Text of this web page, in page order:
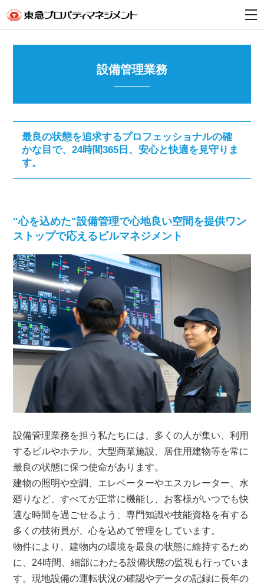
t
o
g
l
設備管理業務
最良の状態を追求するプロフェッショナルの確
かな目で、24時間365日、安心と快適を見守りま
す。
"心を込めた"設備管理で心地良い空間を提供ワン
ストップで応えるビルマネジメント
設備管理業務を担う私たちには、多くの人が集い、利用
するビルやホテル、大型商業施設、居住用建物等を常に
最良の状態に保つ使命があります。
建物の照明や空調、エレベーターやエスカレーター、水
廻りなど、すべてが正常に機能し、お客様がいつでも快
適な時間を過ごせるよう、専門知識や技能資格を有する
多くの技術員が、心を込めて管理をしています。
物件により、建物内の環境を最良の状態に維持するため
に、24時間、細部にわたる設備状態の監視も行っていま
す。現地設備の運転状況の確認やデータの記録に長年の